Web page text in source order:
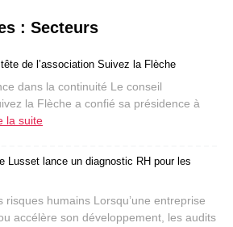
: Secteurs
de l’association Suivez la Flèche
dans la continuité Le conseil
la Flèche a confié sa présidence à
la suite
Lusset lance un diagnostic RH pour les
risques humains Lorsqu’une entreprise
accélère son développement, les audits